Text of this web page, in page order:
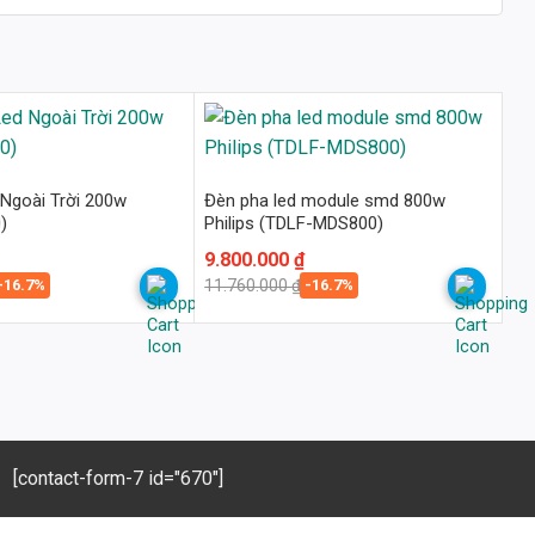
Trời 200w
Đèn pha led module smd 800w
Philips (TDLF-MDS800)
11.760.000₫
Giá
gốc
là:
9.800.000₫
Giá
hiện
tại
9.800.000 ₫.
-16.7%
[contact-form-7 id="670"]